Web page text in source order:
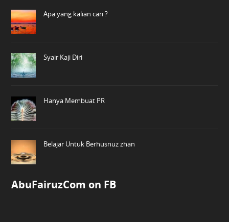
Apa yang kalian cari ?
Syair Kaji Diri
Hanya Membuat PR
Belajar Untuk Berhusnuz zhan
AbuFairuzCom on FB